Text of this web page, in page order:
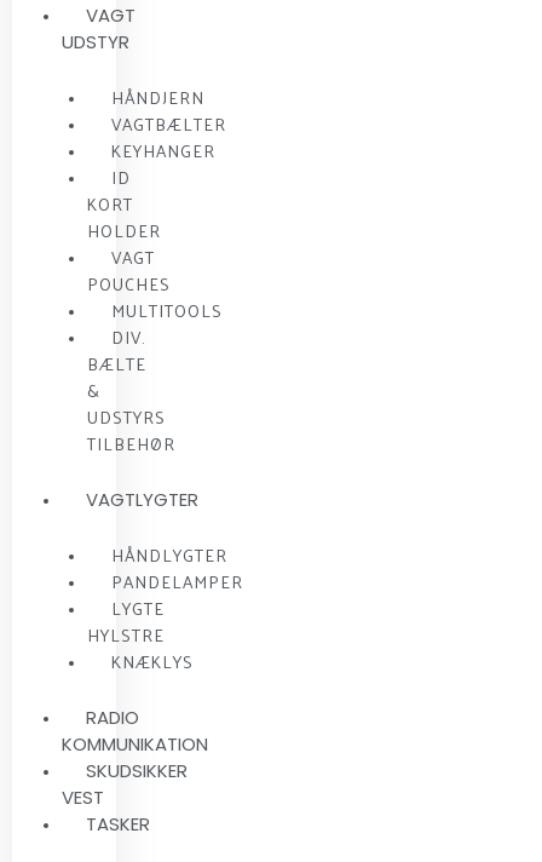
VAGT
UDSTYR
HÅNDJERN
VAGTBÆLTER
KEYHANGER
ID
KORT
HOLDER
VAGT
POUCHES
MULTITOOLS
DIV.
BÆLTE
&
UDSTYRS
TILBEHØR
VAGTLYGTER
HÅNDLYGTER
PANDELAMPER
LYGTE
HYLSTRE
KNÆKLYS
RADIO
KOMMUNIKATION
SKUDSIKKER
VEST
TASKER